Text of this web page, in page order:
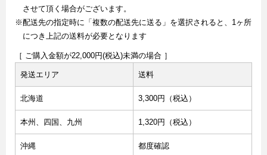
させて頂く場合がございます。
※配送先の指定時に「複数の配送先に送る」を選択されると、1ヶ所
につき上記の送料が必要となります
［ ご購入金額が22,000円(税込)未満の場合 ］
発送エリア 送料
北海道 3,300円（税込）
本州、四国、九州 1,320円（税込）
沖縄 都度確認